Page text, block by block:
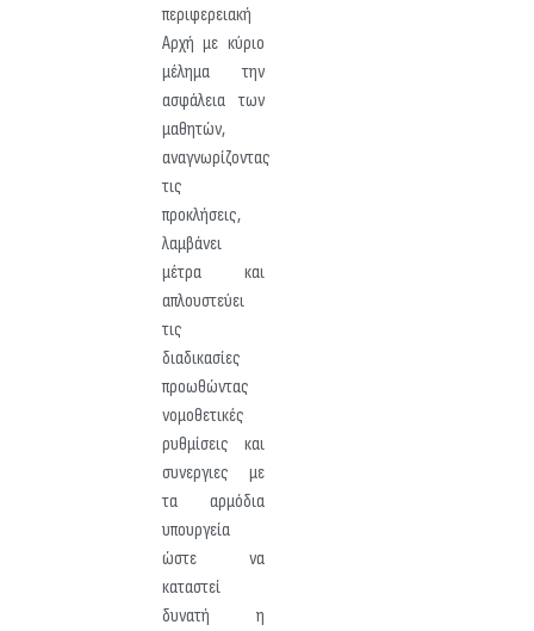
περιφερειακή
Αρχή με κύριο
μέλημα την
ασφάλεια των
μαθητών,
αναγνωρίζοντας
τις
προκλήσεις,
λαμβάνει
μέτρα και
απλουστεύει
τις
διαδικασίες
προωθώντας
νομοθετικές
ρυθμίσεις και
συνεργιες με
τα αρμόδια
υπουργεία
ώστε να
καταστεί
δυνατή η